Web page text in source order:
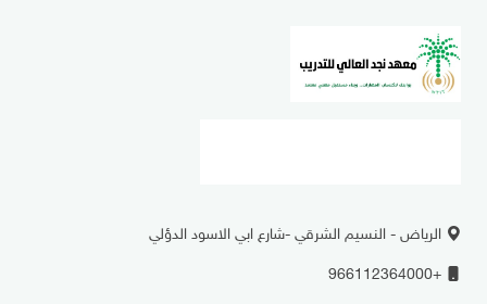
الرياض - النسيم الشرقي -شارع ابي الاسود الدؤلي
+966112364000